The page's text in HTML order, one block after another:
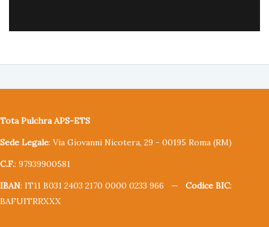
Tota Pulchra APS-ETS
Sede Legale: Via Giovanni Nicotera, 29 - 00195 Roma (RM)
C.F.: 97939900581
IBAN: IT11 B031 2403 2170 0000 0233 966 — Codice BIC:
BAFUITRRXXX